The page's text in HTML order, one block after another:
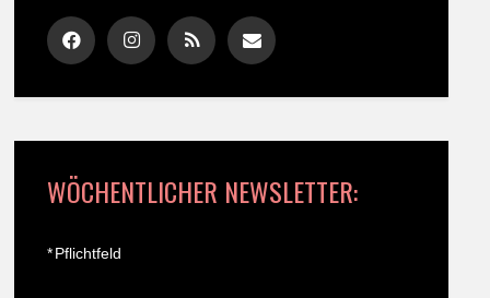
WÖCHENTLICHER NEWSLETTER:
*Pflichtfeld